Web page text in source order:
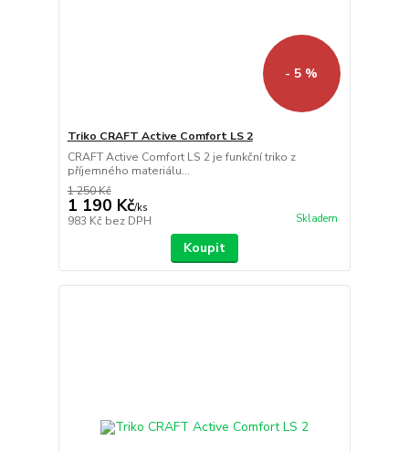
- 5 %
Triko CRAFT Active Comfort LS 2
CRAFT Active Comfort LS 2 je funkční triko z
příjemného materiálu...
1 250 Kč
1 190 Kč/ks
983 Kč bez DPH Skladem
Koupit